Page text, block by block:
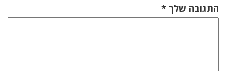
התגובה שלך *